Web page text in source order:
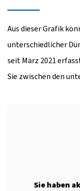
Aus dieser Grafik
unterschiedlicher
seit März 2021
Sie zwischen den
Sie haben